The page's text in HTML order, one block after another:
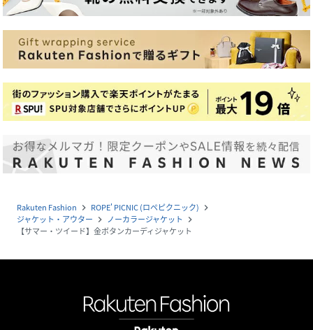
Rakuten Fashion navigate_next ROPE' PICNIC (ロペピクニック) navigate_next
ジャケット・アウター navigate_next ノーカラージャケット navigate_next
【サマー・ツイード】金ボタンカーディジャケット